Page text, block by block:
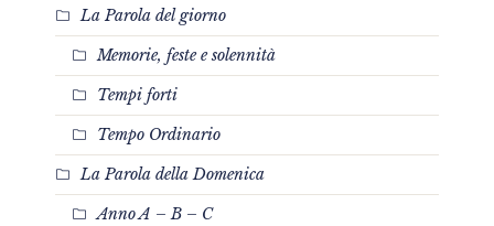
La Parola del giorno
Memorie, feste e solennità
Tempi forti
Tempo Ordinario
La Parola della Domenica
Anno A – B – C